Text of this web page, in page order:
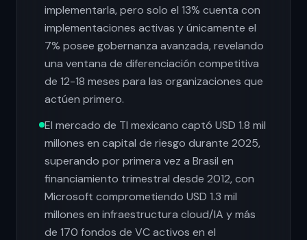
implementarla, pero solo el 13% cuenta con
implementaciones activas y únicamente el
7% posee gobernanza avanzada, revelando
una ventana de diferenciación competitiva
de 12-18 meses para las organizaciones que
actúen primero.
El mercado de TI mexicano captó USD 1.8 mil
millones en capital de riesgo durante 2025,
superando por primera vez a Brasil en
financiamiento trimestral desde 2012, con
Microsoft comprometiendo USD 1.3 mil
millones en infraestructura cloud/IA y más
de 170 fondos de VC activos en el